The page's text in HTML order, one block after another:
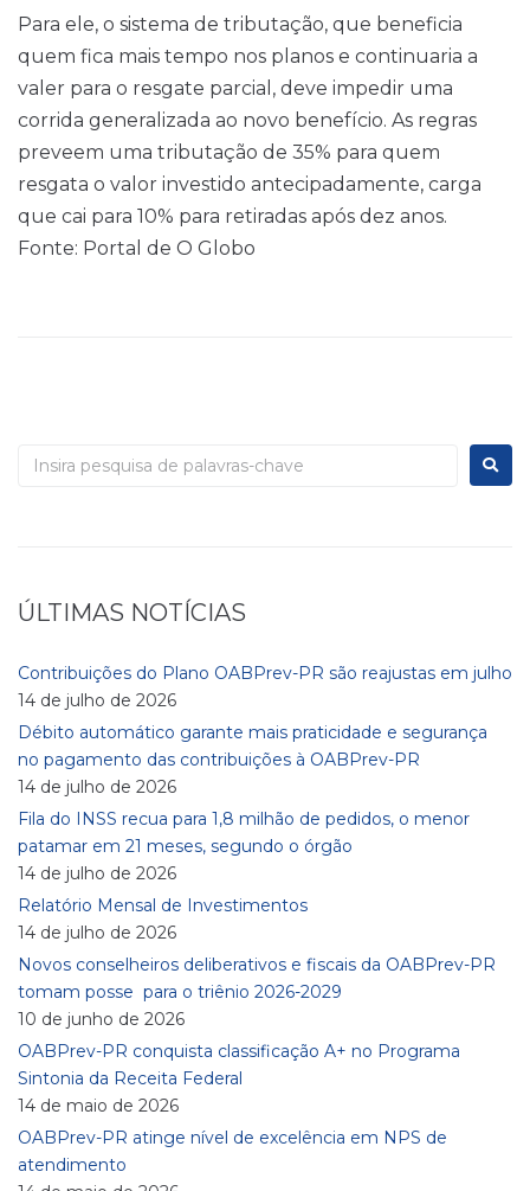
Para ele, o sistema de tributação, que beneficia
quem fica mais tempo nos planos e continuaria a
valer para o resgate parcial, deve impedir uma
corrida generalizada ao novo benefício. As regras
preveem uma tributação de 35% para quem
resgata o valor investido antecipadamente, carga
que cai para 10% para retiradas após dez anos.
Fonte: Portal de O Globo
ÚLTIMAS NOTÍCIAS
Contribuições do Plano OABPrev-PR são reajustas em julho
14 de julho de 2026
Débito automático garante mais praticidade e segurança
no pagamento das contribuições à OABPrev-PR
14 de julho de 2026
Fila do INSS recua para 1,8 milhão de pedidos, o menor
patamar em 21 meses, segundo o órgão
14 de julho de 2026
Relatório Mensal de Investimentos
14 de julho de 2026
Novos conselheiros deliberativos e fiscais da OABPrev-PR
tomam posse para o triênio 2026-2029
10 de junho de 2026
OABPrev-PR conquista classificação A+ no Programa
Sintonia da Receita Federal
14 de maio de 2026
OABPrev-PR atinge nível de excelência em NPS de
atendimento